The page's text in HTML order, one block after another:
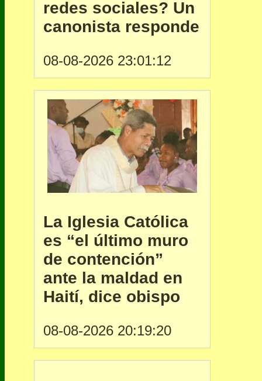
redes sociales? Un
canonista responde
08-08-2026 23:01:12
La Iglesia Católica
es “el último muro
de contención”
ante la maldad en
Haití, dice obispo
08-08-2026 20:19:20